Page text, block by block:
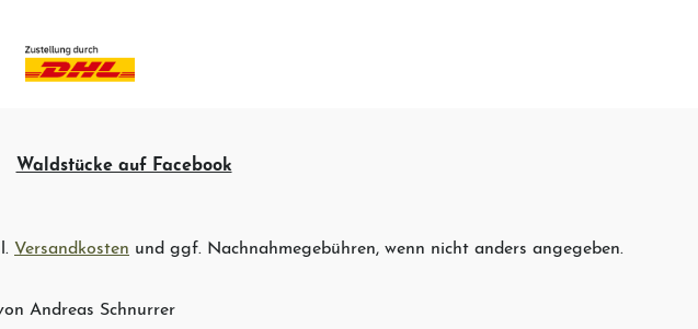
Waldstücke auf Facebook
Versandkosten und ggf. Nachnahmegebühren, wenn nicht anders angegeben.
Andreas Schnurrer